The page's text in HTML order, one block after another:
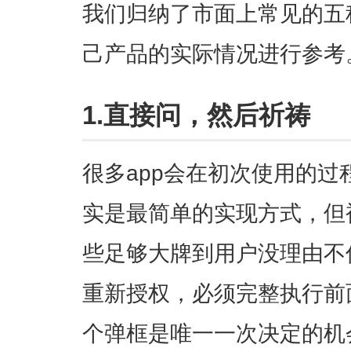
我们归纳了市面上常见的
己产品的实际情况进行参考
1.直接问，然后祈祷
很多app会在初次使用的过
实是最简单的实现方式，
些足够大牌到用户没理由
重新授权，必须完整执行
个弹框是唯一一次决定的机